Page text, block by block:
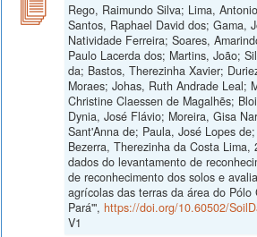
Rego, Raimundo Silva; Lima,
Santos, Raphael David dos; Gama,
Natividade Ferreira; Soares,
Paulo Lacerda dos; Martins, João;
da; Bastos, Therezinha Xavier;
Moraes; Johas, Ruth Andrade Leal;
Christine Claessen de Magalhẽs;
Dynia, José Flávio; Moreira, Gisa
Sant'Anna de; Paula, José Lopes
Bezerra, Therezinha da Costa Lima,
dados do levantamento de
de reconhecimento dos solos e
agrícolas das terras da área do Pólo
Pará'", https://doi.org/10.60502/
V1